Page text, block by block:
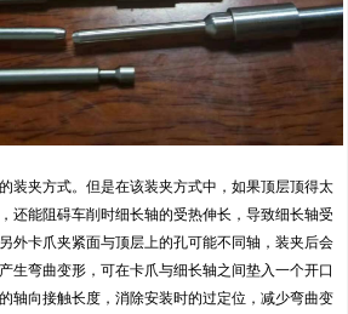
装夹方式。但是在该装夹方式中，如果顶层顶得太
还能阻碍车削时细长轴的受热伸长，导致细长轴受
外卡爪夹紧面与顶层上的孔可能不同轴，装夹后会
生弯曲变形，可在卡爪与细长轴之间垫入一个开口
轴向接触长度，消除安装时的过定位，减少弯曲变